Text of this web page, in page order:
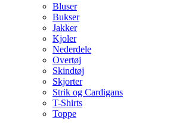
Bluser
Bukser
Jakker
Kjoler
Nederdele
Overtøj
Skindtøj
Skjorter
Strik og Cardigans
T-Shirts
Toppe